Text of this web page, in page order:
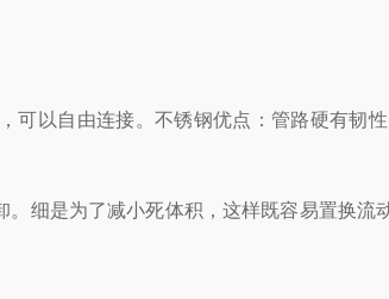
，可以自由连接。 不锈钢优点： 管路硬有韧
细是为了减小死体积，这样既容易置换